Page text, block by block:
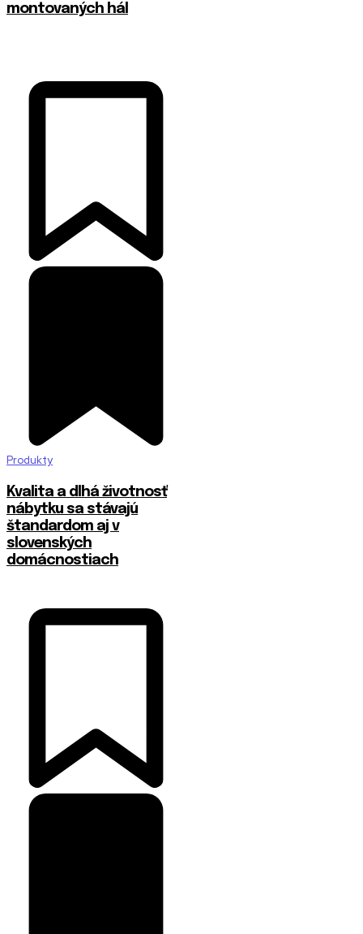
montovaných hál
Produkty
​Kvalita a dlhá životnosť
nábytku sa stávajú
štandardom aj v
slovenských
domácnostiach